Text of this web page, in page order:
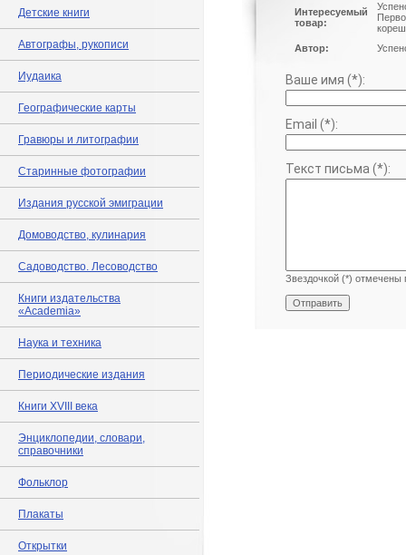
Детские книги
Автографы, рукописи
Иудаика
Географические карты
Гравюры и литографии
Старинные фотографии
Издания русской эмиграции
Домоводство, кулинария
Садоводство. Лесоводство
Книги издательства
«Academia»
Наука и техника
Периодические издания
Книги XVIII века
Энциклопедии, словари,
справочники
Фольклор
Плакаты
Открытки
Интересуемый
товар:
Автор:
Ваше имя (*):
Email (*):
Текст письма (*):
Звездочкой (*) отмечены